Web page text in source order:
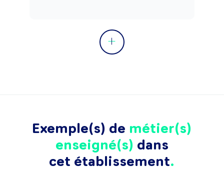
Exemple(s) de métier(s)
enseigné(s) dans
cet établissement